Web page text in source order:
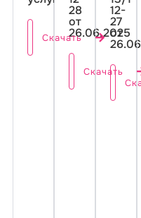
Скачать
28
от
26.06.2025
Скачать
12-
27
от